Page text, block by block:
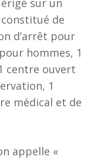
sur un
de
d’arrêt pour
hommes, 1
centre ouvert
1
médical et de
appelle «